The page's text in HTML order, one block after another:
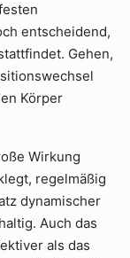
entscheidend,
Gehen,
Körper
Wirkung
regelmäßig
dynamischer
Auch das
als das